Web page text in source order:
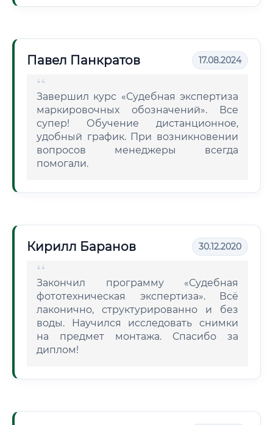
Павел Панкратов 17.08.2024
Завершил курс «Судебная экспертиза
маркировочных обозначений». Все
супер! Обучение дистанционное,
удобный график. При возникновении
вопросов менеджеры всегда
помогали.
Кирилл Баранов 30.12.2020
Закончил программу «Судебная
фототехническая экспертиза». Всё
лаконично, структурированно и без
воды. Научился исследовать снимки
на предмет монтажа. Спасибо за
диплом!